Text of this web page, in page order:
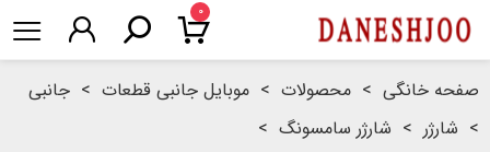
۰
صفحه خانگی > محصولات > موبایل جانبی قطعات > جانبی
> شارژر > شارژر سامسونگ >